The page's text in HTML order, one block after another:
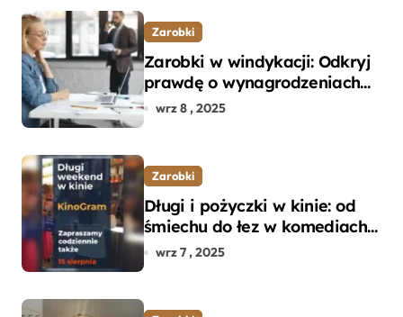
Zarobki
Zarobki w windykacji: Odkryj
prawdę o wynagrodzeniach
specjalistów w branży
wrz 8 , 2025
Zarobki
Długi i pożyczki w kinie: od
śmiechu do łez w komediach i
dramatach
wrz 7 , 2025